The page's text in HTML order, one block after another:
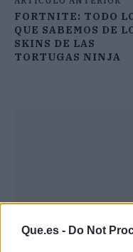
Que.es - Do Not
FORTNITE: TODO
QUE SABEMOS DE
SKINS DE LAS
TORTUGAS NINJA